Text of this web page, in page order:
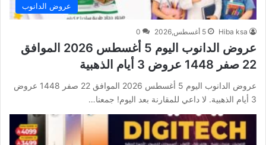
عروض الدانوب
Hiba ksa 5 أغسطس,2026 0
عروض الدانوب اليوم 5 أغسطس 2026 الموافق
22 صفر 1448 عروض 3 أيام الذهبية
عروض الدانوب اليوم 5 أغسطس 2026 الموافق 22 صفر 1448 عروض
3 أيام الذهبية. لا داعي للمقارنة بعد اليوم! جمعنا…